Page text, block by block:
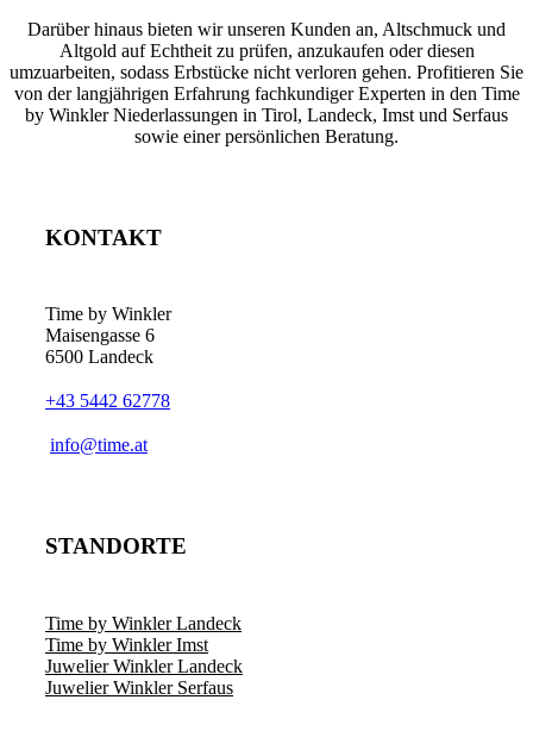
Darüber hinaus bieten wir unseren Kunden an, Altschmuck und
Altgold auf Echtheit zu prüfen, anzukaufen oder diesen
umzuarbeiten, sodass Erbstücke nicht verloren gehen. Profitieren Sie
von der langjährigen Erfahrung fachkundiger Experten in den Time
by Winkler Niederlassungen in Tirol, Landeck, Imst und Serfaus
sowie einer persönlichen Beratung.
KONTAKT
Time by Winkler
Maisengasse 6
6500 Landeck
+43 5442 62778
­info@time.at
STANDORTE
Time by Winkler Landeck
Time by Winkler Imst
Juwelier Winkler Landeck
Juwelier Winkler Serfaus